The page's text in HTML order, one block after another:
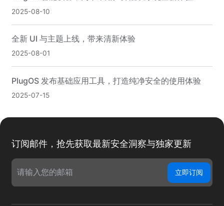
2025-08-10
全新 UI 与主题上线，带来清新体验
2025-08-01
PlugOS 发布基础应用工具，打造纯净安全的使用体验
2025-07-15
订阅邮件，抢先获取最新安全洞察与独家更新
立即订阅